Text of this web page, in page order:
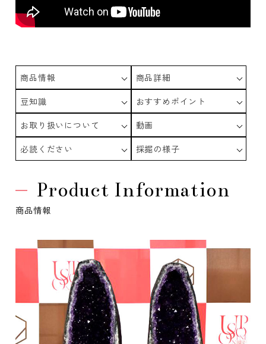
商品情報
商品詳細
豆知識
おすすめポイント
お取り扱いについて
動画
必読ください
採掘の様子
Product Information
商品情報